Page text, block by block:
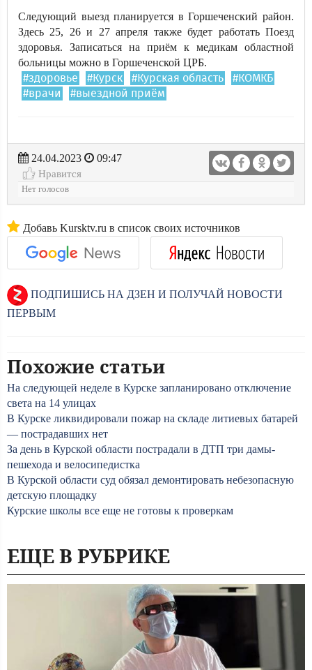
Следующий выезд планируется в Горшеченский район.
Здесь 25, 26 и 27 апреля также будет работать Поезд
здоровья. Записаться на приём к медикам областной
больницы можно в Горшеченской ЦРБ.
#здоровье #Курск #Курская область
#КОМКБ
#врачи
#выездной приём
24.04.2023
09:47
Нравится
Нет голосов
Добавь Kursktv.ru в список своих источников
ПОДПИШИСЬ НА ДЗЕН И ПОЛУЧАЙ НОВОСТИ
ПЕРВЫМ
Похожие статьи
На следующей неделе в Курске запланировано отключение
света на 14 улицах
В Курске ликвидировали пожар на складе литиевых батарей
— пострадавших нет
За день в Курской области пострадали в ДТП три дамы-
пешехода и велосипедистка
В Курской области суд обязал демонтировать небезопасную
детскую площадку
Курские школы все еще не готовы к проверкам
ЕЩЕ В РУБРИКЕ